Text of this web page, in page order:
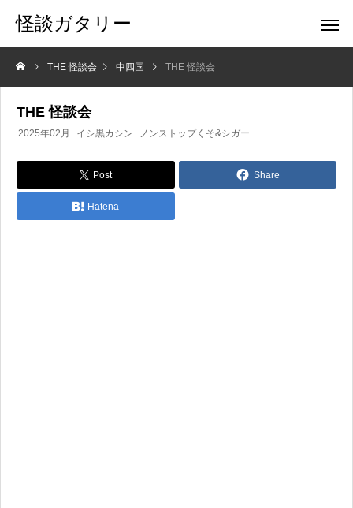
怪談ガタリー
THE 怪談会 中四国 THE 怪談会
THE 怪談会
2025年02月 イシ黒カシン ノンストップくそ&シガー
Post Share
Hatena